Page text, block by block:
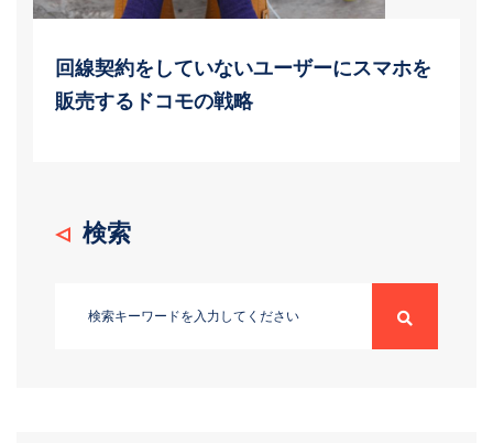
回線契約をしていないユーザーにスマホを
販売するドコモの戦略
検索